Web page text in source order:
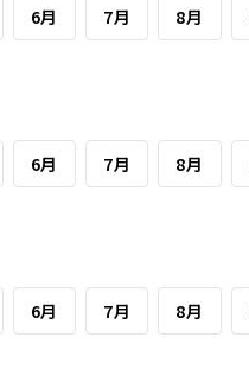
6月 7月 8月
6月 7月 8月
6月 7月 8月